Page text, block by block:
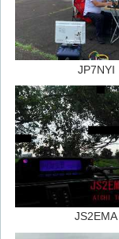
JP7NYI
JS2EMA